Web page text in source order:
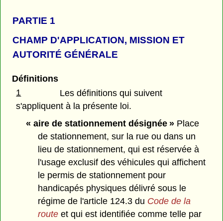
PARTIE 1
CHAMP D'APPLICATION, MISSION ET
AUTORITÉ GÉNÉRALE
Définitions
1
Les définitions qui suivent
s'appliquent à la présente loi.
« aire de stationnement désignée »Place
de stationnement, sur la rue ou dans un
lieu de stationnement, qui est réservée à
l'usage exclusif des véhicules qui affichent
le permis de stationnement pour
handicapés physiques délivré sous le
régime de l'article 124.3 du Code de la
route et qui est identifiée comme telle par